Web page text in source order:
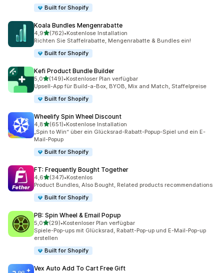
Built for Shopify
Koala Bundles Mengenrabatte
4,9von 5 Sternen
(762)
762 Rezensionen insgesamt
•Kostenlose Installation
Richten Sie Staffelrabatte, Mengenrabatte & Bundles ein!
Built for Shopify
Kefi Product Bundle Builder
5,0von 5 Sternen
(149)
149 Rezensionen insgesamt
•Kostenloser Plan verfügbar
Upsell-App für Build-a-Box, BYOB, Mix and Match, Staffelpreise
Built for Shopify
Wheelify Spin Wheel Discount
4,8von 5 Sternen
(651)
651 Rezensionen insgesamt
•Kostenlose Installation
„Spin to Win“ über ein Glücksrad-Rabatt-Popup-Spiel und ein E-
Mail-Popup
Built for Shopify
FT: Frequently Bought Together
4,6von 5 Sternen
(347)
347 Rezensionen insgesamt
•Kostenlos
Product Bundles, Also Bought, Related products recommendations
Built for Shopify
PB: Spin Wheel & Email Popup
5,0von 5 Sternen
(29)
29 Rezensionen insgesamt
•Kostenloser Plan verfügbar
Spiele-Pop-ups mit Glücksrad, Rabatt-Pop-up und E-Mail-Pop-up
erstellen
Built for Shopify
Vex Auto Add To Cart Free Gift